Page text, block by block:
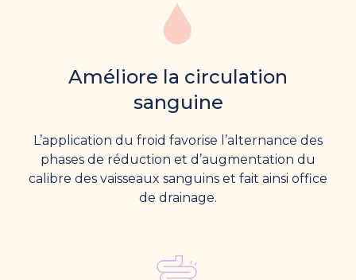
Améliore la circulation
sanguine
L’application du froid favorise l’alternance des
phases de réduction et d’augmentation du
calibre des vaisseaux sanguins et fait ainsi office
de drainage.